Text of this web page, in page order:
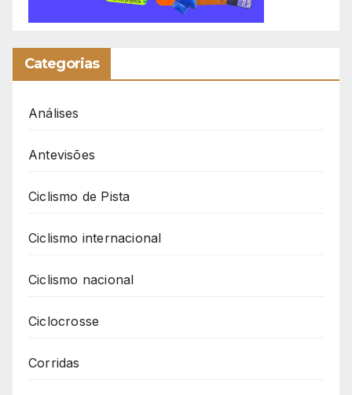
Categorias
Análises
Antevisões
Ciclismo de Pista
Ciclismo internacional
Ciclismo nacional
Ciclocrosse
Corridas